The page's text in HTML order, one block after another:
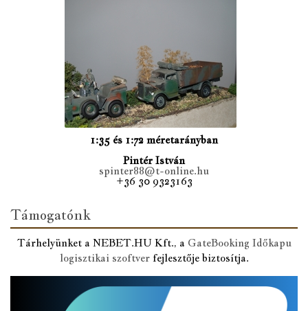
1:35 és 1:72 méretarányban
Pintér István
spinter88@t-online.hu
+36 30 9323163
Támogatónk
Tárhelyünket a NEBET.HU Kft., a GateBooking Időkapu
logisztikai szoftverfejlesztője biztosítja.